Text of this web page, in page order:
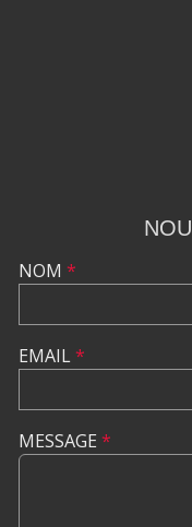
NOM *
EMAIL*
MESSAGE *